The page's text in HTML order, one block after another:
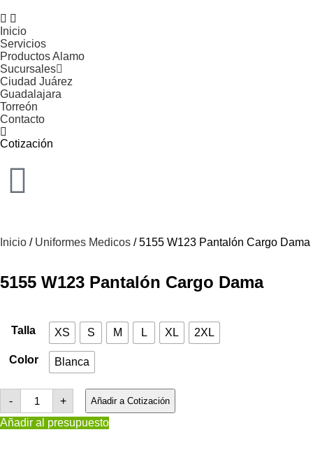
Inicio
Servicios
Productos Alamo
Sucursales
Ciudad Juárez
Guadalajara
Torreón
Contacto
Cotización
Inicio / Uniformes Medicos / 5155 W123 Pantalón Cargo Dama
5155 W123 Pantalón Cargo Dama
Talla XS S M L XL 2XL
Color Blanca
- + Añadir a Cotización
Añadir al presupuesto